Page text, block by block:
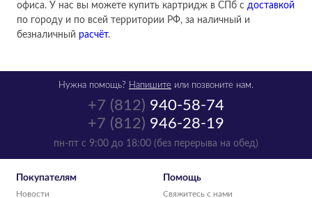
офиса. У нас вы можете купить картридж в СПб с доставкой
по городу и по всей территории РФ, за наличный и
безналичный расчёт.
+7 (812) 940-58-74
+7 (812) 946-28-19
пн-пт с 9:00 до 18:00 (без перерыва на обед)
Нужна помощь? Напишите или позвоните нам.
Покупателям
Новости
Помощь
Свяжитесь с нами